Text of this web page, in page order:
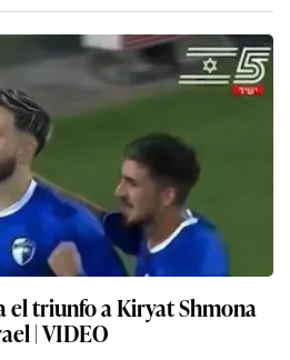
el triunfo a Kiryat Shmona
| VIDEO